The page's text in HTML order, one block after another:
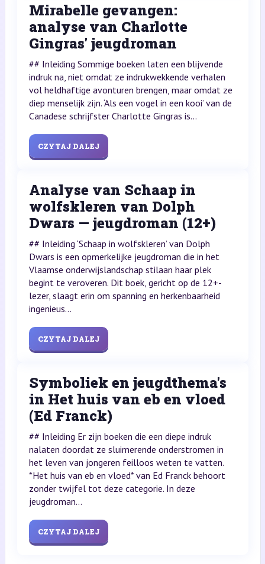
Mirabelle gevangen:
analyse van Charlotte
Gingras' jeugdroman
## Inleiding Sommige boeken laten een blijvende
indruk na, niet omdat ze indrukwekkende verhalen
vol heldhaftige avonturen brengen, maar omdat ze
diep menselijk zijn. ‘Als een vogel in een kooi’ van de
Canadese schrijfster Charlotte Gingras is...
CZYTAJ DALEJ
Analyse van Schaap in
wolfskleren van Dolph
Dwars — jeugdroman (12+)
## Inleiding ‘Schaap in wolfskleren’ van Dolph
Dwars is een opmerkelijke jeugdroman die in het
Vlaamse onderwijslandschap stilaan haar plek
begint te veroveren. Dit boek, gericht op de 12+-
lezer, slaagt erin om spanning en herkenbaarheid
ingenieus...
CZYTAJ DALEJ
Symboliek en jeugdthema's
in Het huis van eb en vloed
(Ed Franck)
## Inleiding Er zijn boeken die een diepe indruk
nalaten doordat ze sluimerende onderstromen in
het leven van jongeren feilloos weten te vatten.
*Het huis van eb en vloed* van Ed Franck behoort
zonder twijfel tot deze categorie. In deze
jeugdroman...
CZYTAJ DALEJ